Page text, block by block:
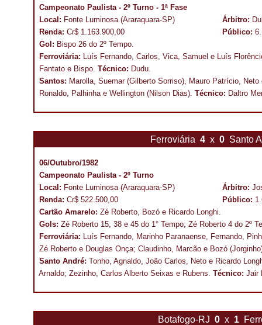
Campeonato Paulista - 2º Turno - 1ª Fase
Local: Fonte Luminosa (Araraquara-SP) Árbitro:
Renda: Cr$ 1.163.900,00 Público:
Gol: Bispo 26 do 2º Tempo.
Ferroviária: Luís Fernando, Carlos, Vica, Samuel e Luís
Fantato e Bispo. Técnico: Dudu.
Santos: Marolla, Suemar (Gilberto Sorriso), Mauro Patrício,
Ronaldo, Palhinha e Wellington (Nilson Dias). Técnico: Daltro
Ferroviária 4 x 0 Santo
06/Outubro/1982
Campeonato Paulista - 2º Turno
Local: Fonte Luminosa (Araraquara-SP) Árbitro:
Renda: Cr$ 522.500,00 Público:
Cartão Amarelo: Zé Roberto, Bozó e Ricardo Longhi.
Gols: Zé Roberto 15, 38 e 45 do 1° Tempo; Zé Roberto 4 do 2º
Ferroviária: Luís Fernando, Marinho Paranaense, Fernando,
Zé Roberto e Douglas Onça; Claudinho, Marcão e Bozó
Santo André: Tonho, Agnaldo, João Carlos, Neto e Ricardo
Arnaldo; Zezinho, Carlos Alberto Seixas e Rubens. Técnico: Jair
Botafogo-RJ 0 x 1